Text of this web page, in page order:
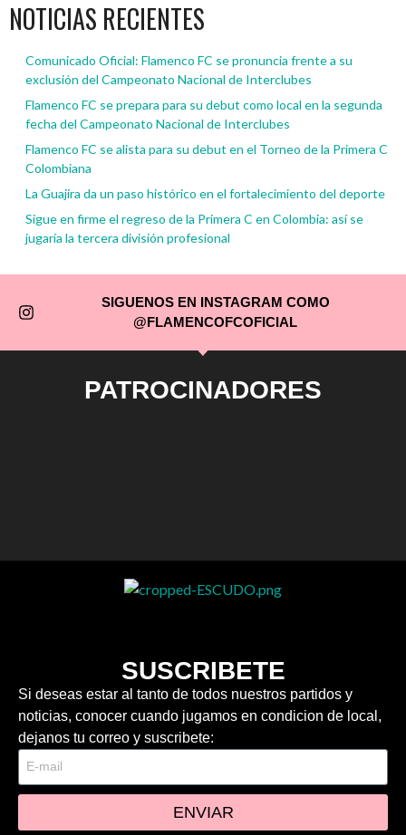
NOTICIAS RECIENTES
Comunicado Oficial: Flamenco FC se pronuncia frente a su
exclusión del Campeonato Nacional de Interclubes
Flamenco FC se prepara para su debut como local en la segunda
fecha del Campeonato Nacional de Interclubes
Flamenco FC se alista para su debut en el Torneo de la Primera C
Colombiana
La Guajira da un paso histórico en el fortalecimiento del deporte
Sigue en firme el regreso de la Primera C en Colombia: así se
jugaría la tercera división profesional
SIGUENOS EN INSTAGRAM COMO
@FLAMENCOFCOFICIAL
PATROCINADORES
SUSCRIBETE
Si deseas estar al tanto de todos nuestros partidos y
noticias, conocer cuando jugamos en condicion de local,
dejanos tu correo y suscribete:
ENVIAR